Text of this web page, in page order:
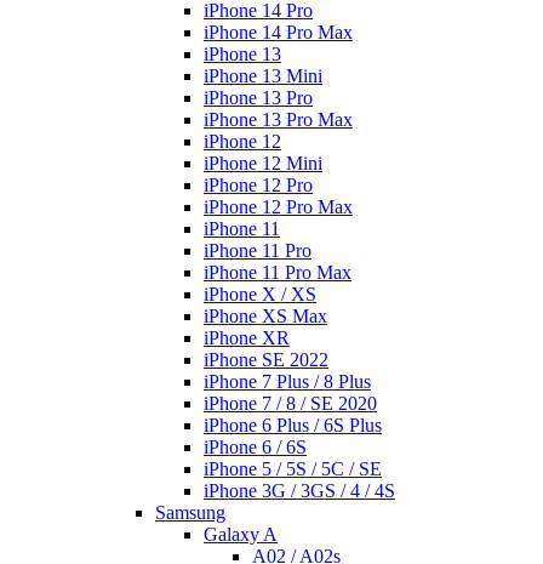
iPhone 14 Pro
iPhone 14 Pro Max
iPhone 13
iPhone 13 Mini
iPhone 13 Pro
iPhone 13 Pro Max
iPhone 12
iPhone 12 Mini
iPhone 12 Pro
iPhone 12 Pro Max
iPhone 11
iPhone 11 Pro
iPhone 11 Pro Max
iPhone X / XS
iPhone XS Max
iPhone XR
iPhone SE 2022
iPhone 7 Plus / 8 Plus
iPhone 7 / 8 / SE 2020
iPhone 6 Plus / 6S Plus
iPhone 6 / 6S
iPhone 5 / 5S / 5C / SE
iPhone 3G / 3GS / 4 / 4S
Samsung
Galaxy A
A02 / A02s